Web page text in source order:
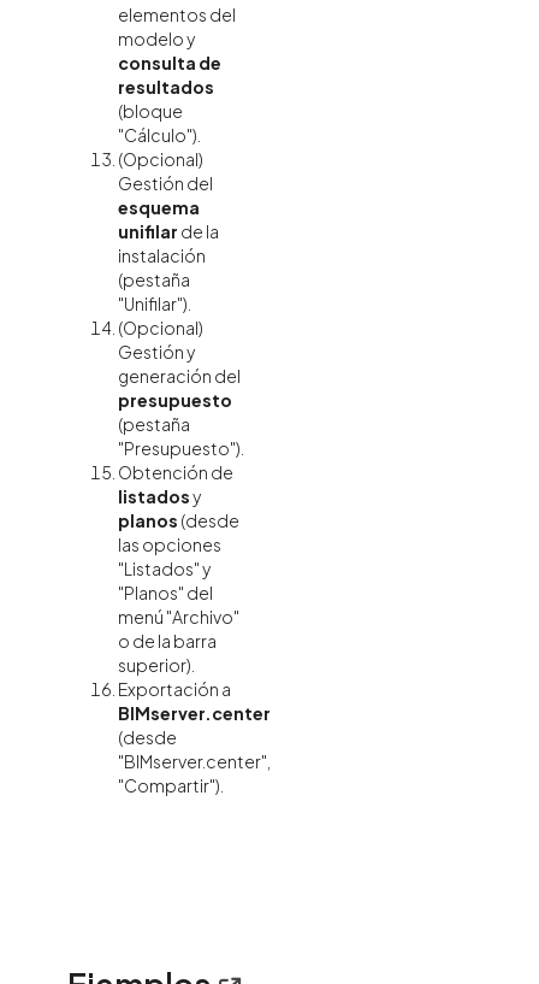
elementos del
modelo y
consulta de
resultados
(bloque
"Cálculo").
(Opcional)
Gestión del
esquema
unifilar de la
instalación
(pestaña
"Unifilar").
(Opcional)
Gestión y
generación del
presupuesto
(pestaña
"Presupuesto").
Obtención de
listadosy
planos (desde
las opciones
"Listados" y
"Planos" del
menú "Archivo"
o de la barra
superior).
Exportación a
BIMserver.center
(desde
"BIMserver.center",
"Compartir").